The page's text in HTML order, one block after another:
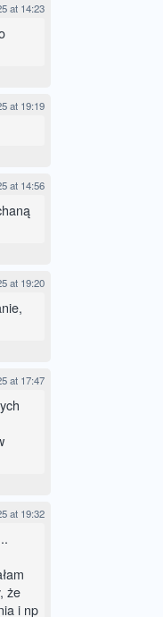
at 14:23
at 19:19
at 14:56
at 19:20
at 17:47
at 19:32
że
i np